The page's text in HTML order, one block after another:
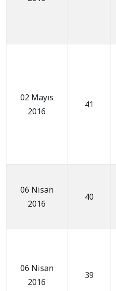
02 Mayıs
2016
41
06 Nisan
2016
40
06 Nisan
2016
39